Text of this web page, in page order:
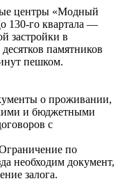
центры «Модный
130-го квартала —
застройки в
памятников
пешком.
о проживании,
и бюджетными
с
по
необходим документ,
залога.